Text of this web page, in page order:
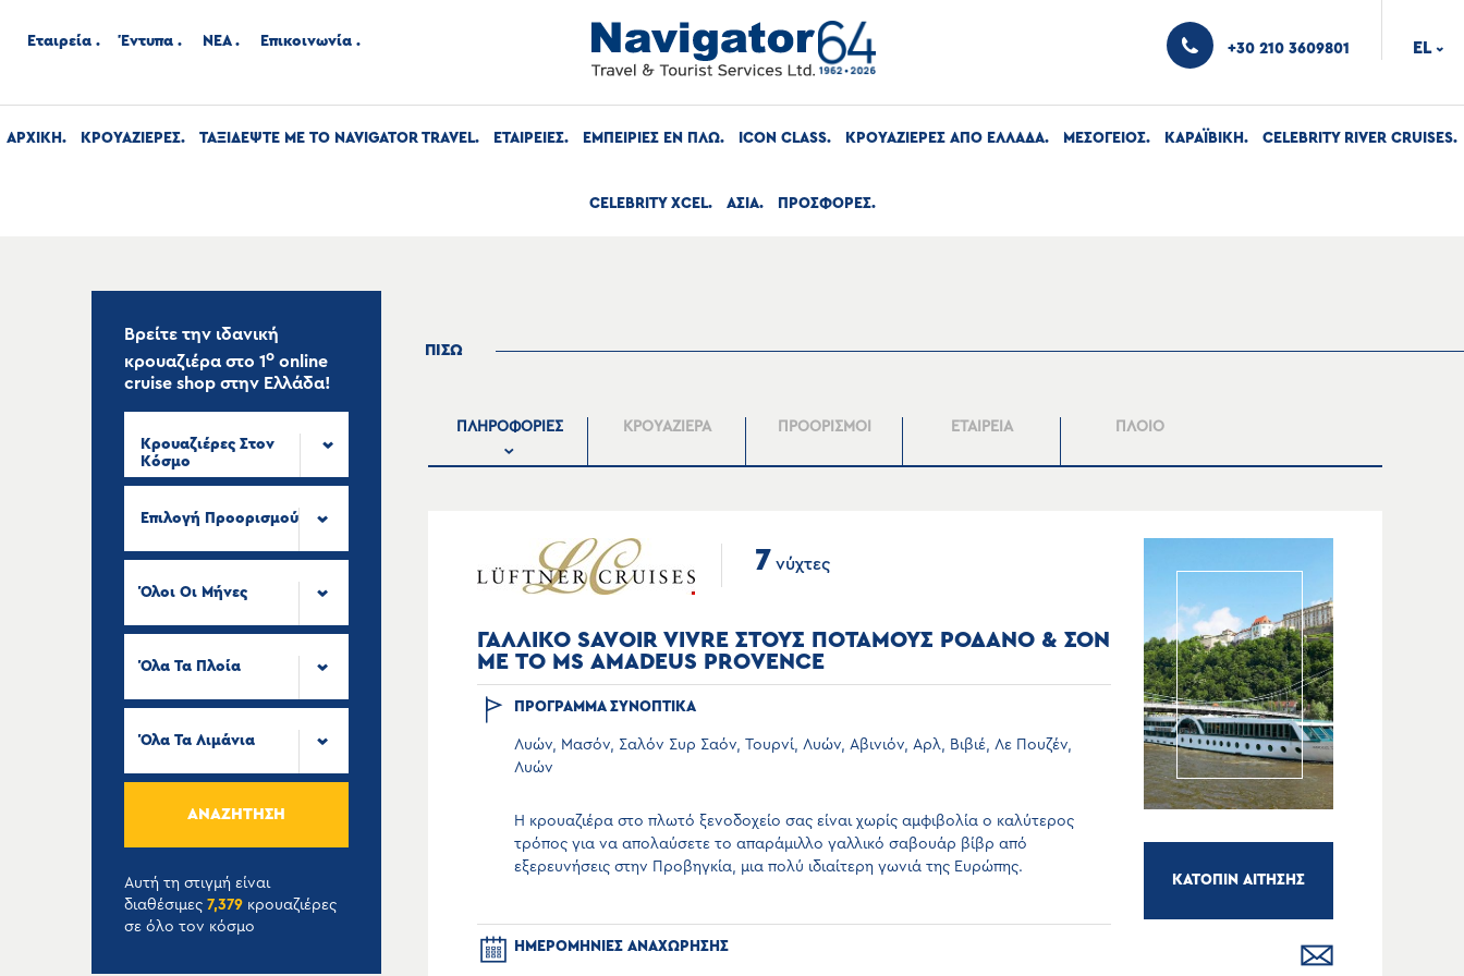
Εταιρεία Έντυπα ΝΕΑ Επικοινωνία +30 210 3609801 EL ›
ΑΡΧΙΚΉ ΚΡΟΥΑΖΙΕΡΕΣ ΤΑΞΙΔΕΨΤΕ ΜΕ ΤΟ NAVIGATOR TRAVEL ΕΤΑΙΡΕΙΕΣ ΕΜΠΕΙΡΙΕΣ ΕΝ ΠΛΩ ICON CLASS ΚΡΟΥΑΖΙΕΡΕΣ ΑΠΟ ΕΛΛΑΔΑ ΜΕΣΟΓΕΙΟΣ ΚΑΡΑΪΒΙΚΗ CELEBRITY RIVER CRUISES
CELEBRITY XCEL ΑΣΙΑ ΠΡΟΣΦΟΡΕΣ
Βρείτε την ιδανική
κρουαζιέρα στο 1ο online
cruise shop στην Ελλάδα!
Κρουαζιέρες Στον
Κόσμο
Επιλογή Προορισμού
Όλοι Οι Μήνες
Όλα Τα Πλοία
Όλα Τα Λιμάνια
ΑΝΑΖΉΤΗΣΗ
Αυτή τη στιγμή είναι
διαθέσιμες 7,379 κρουαζιέρες
σε όλο τον κόσμο
ΠΙΣΩ
ΠΛΗΡΟΦΟΡΙΕΣ ΚΡΟΥΑΖΙΕΡΑ ΠΡΟΟΡΙΣΜΟΙ ΕΤΑΙΡΕΙΑ ΠΛΟΙΟ
7 νύχτες
ΓΑΛΛΙΚΟ SAVOIR VIVRE ΣΤΟΥΣ ΠΟΤΑΜΟΥΣ ΡΟΔΑΝΟ & ΣΟΝ
ΜΕ ΤΟ MS ΑMADEUS PROVENCE
ΠΡΟΓΡΑΜΜΑ ΣΥΝΟΠΤΙΚΑ
Λυών, Μασόν, Σαλόν Συρ Σαόν, Τουρνί, Λυών, Αβινιόν, Αρλ, Βιβιέ, Λε Πουζέν,
Λυώv
Η κρουαζιέρα στο πλωτό ξενοδοχείο σας είναι χωρίς αμφιβολία ο καλύτερος
τρόπος για να απολαύσετε το απαράμιλλο γαλλικό σαβουάρ βίβρ από
εξερευνήσεις στην Προβηγκία, μια πολύ ιδιαίτερη γωνιά της Ευρώπης.
ΗΜΕΡΟΜΗΝΙΕΣ ΑΝΑΧΩΡΗΣΗΣ
ΚΑΤΟΠΙΝ ΑΙΤΗΣΗΣ